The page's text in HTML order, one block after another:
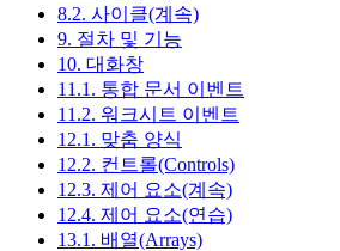
8.2. 사이클(계속)
9. 절차 및 기능
10. 대화창
11.1. 통합 문서 이벤트
11.2. 워크시트 이벤트
12.1. 맞춤 양식
12.2. 컨트롤(Controls)
12.3. 제어 요소(계속)
12.4. 제어 요소(연습)
13.1. 배열(Arrays)